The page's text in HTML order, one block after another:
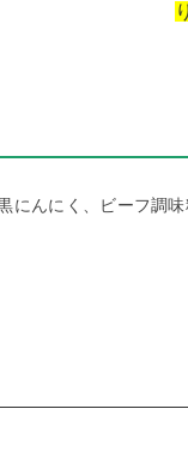
にんにく、ビーフ調